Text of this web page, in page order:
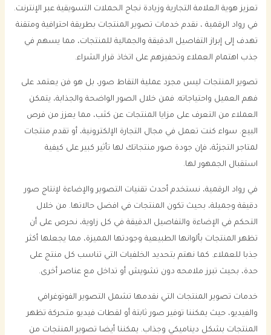
تعزيز هوية العلامة التجارية وزيادة نجاح الحملات التسويقية عبر الإنترنت.
في رواد الرقمية ، نقدم خدمات تصوير المنتجات بطريقة احترافية ومتقنة
تهدف إلى إبراز التفاصيل الدقيقة والجمالية للمنتجات، مما يسهم في
جذب اهتمام العملاء وتحفيزهم على اتخاذ قرار الشراء.
تصوير المنتجات ليس مجرد عملية التقاط صور، بل هو فن يعتمد على
فهم العميل واحتياجاته. فمن خلال الصور الواضحة والجذابة، يتمكن
العملاء من التعرف على مزايا المنتجات عن كثب، مما يعزز من فرص
البيع. سواء كنت تعمل في مجال التجارة الإلكترونية، أو تقدم منتجات
لمتاجر التجزئة، فإن جودة صور منتجاتك لها تأثير كبير على كيفية
استقبال الجمهور لها.
في رواد الرقمية، نستخدم أحدث تقنيات التصوير والإضاءة لإنتاج صور
دقيقة وجميلة، بحيث تكون المنتجات في افضل حالاتها. من خلال
التحكم في الإضاءة والتفاصيل الدقيقة في كل زاوية، نحرص على أن
تظهر المنتجات بألوانها الطبيعية وجودتها المميزة، مما يجعلها أكثر
جذبا للعملاء. كما نهتم بتحديد الخلفيات التي تناسب كل منتج على
حدة، بحيث تبرز ملامحه دون تشويش أو تداخل مع عناصر أخرى.
خدمات تصوير المنتجات التي نقدمها تشمل التصوير الفوتوغرافي
والفيديو، حيث يمكننا توفير صور ثابتة أو لقطات فيديو متحركة تظهر
المنتجات بشكل ديناميكي وجذاب. يمكننا أيضا تصوير المنتجات من